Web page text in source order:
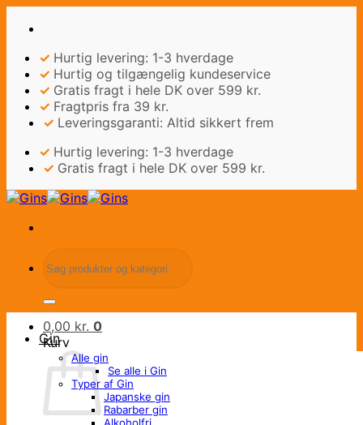
✓ Hurtig levering: 1-3 hverdage
✓ Hurtig og tilgængelig kundeservice
✓ Gratis fragt i hele DK over 599 kr.
✓ Fragtpris fra 39 kr.
✓ Leveringsgaranti: Altid sikkert frem
✓ Hurtig levering: 1-3 hverdage
✓ Gratis fragt i hele DK over 599 kr.
efter:
0,00 kr. 0
Kurv
Gin
Alle gin
Se alle i Gin
Typer af Gin
Japanske gin
Rabarber gin